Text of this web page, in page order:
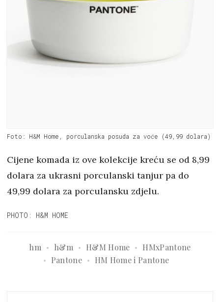
Foto: H&M Home, porculanska posuda za voće (49,99 dolara)
Cijene komada iz ove kolekcije kreću se od 8,99
dolara za ukrasni porculanski tanjur pa do
49,99 dolara za porculansku zdjelu.
PHOTO: H&M HOME
hm h&m H&M Home
HMxPantone
Pantone
HM Home i Pantone